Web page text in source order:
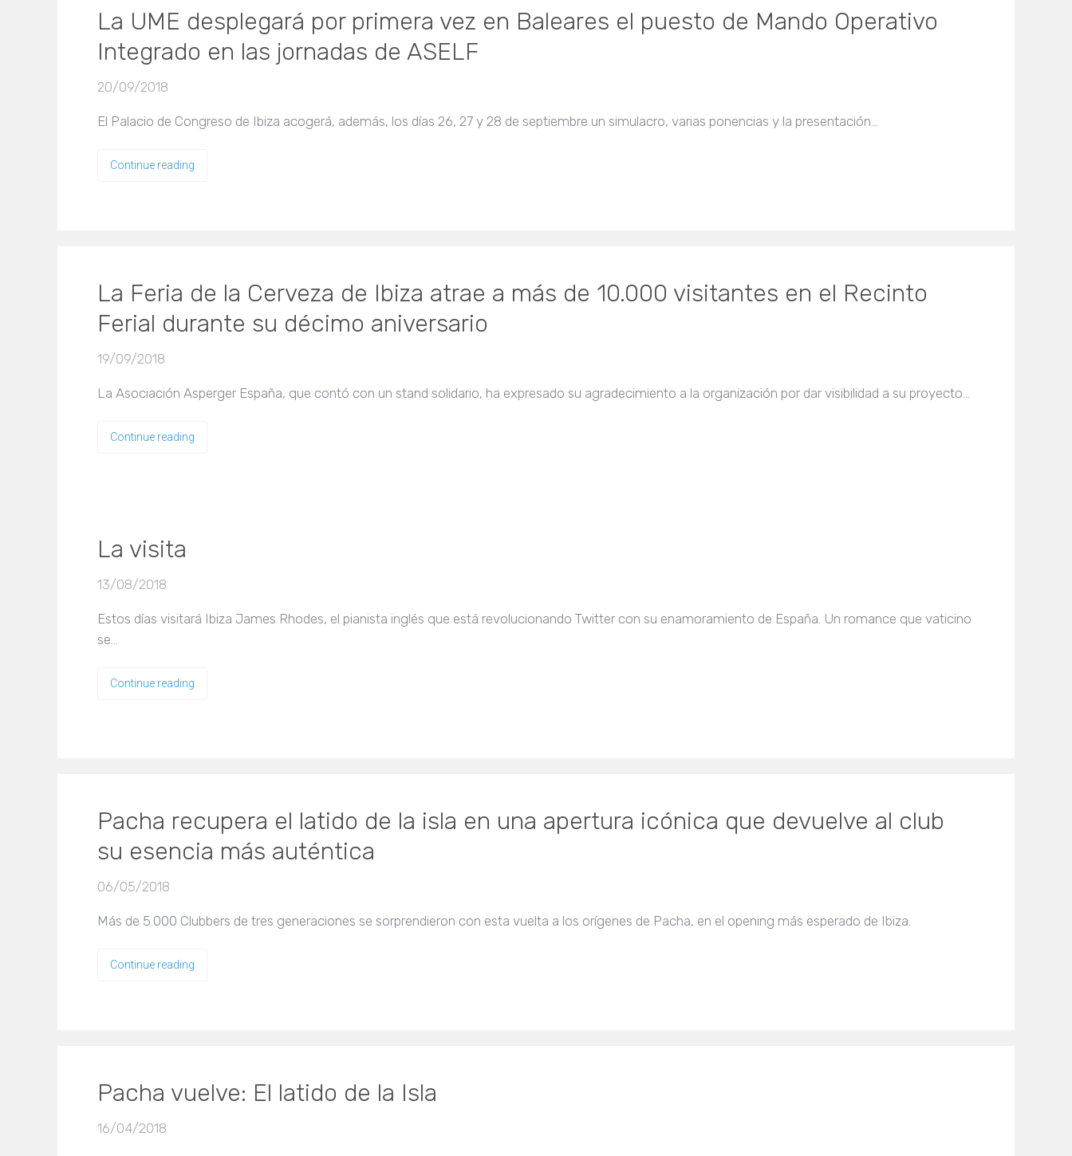
La UME desplegará por primera vez en Baleares el puesto de Mando Operativo
Integrado en las jornadas de ASELF
20/09/2018
El Palacio de Congreso de Ibiza acogerá, además, los días 26, 27 y 28 de septiembre un simulacro, varias ponencias y la presentación…
Continue reading
La Feria de la Cerveza de Ibiza atrae a más de 10.000 visitantes en el Recinto
Ferial durante su décimo aniversario
19/09/2018
La Asociación Asperger España, que contó con un stand solidario, ha expresado su agradecimiento a la organización por dar visibilidad a su proyecto…
Continue reading
La visita
13/08/2018
Estos días visitará Ibiza James Rhodes, el pianista inglés que está revolucionando Twitter con su enamoramiento de España. Un romance que vaticino
se…
Continue reading
Pacha recupera el latido de la isla en una apertura icónica que devuelve al club
su esencia más auténtica
06/05/2018
Más de 5.000 Clubbers de tres generaciones se sorprendieron con esta vuelta a los orígenes de Pacha, en el opening más esperado de Ibiza.
Continue reading
Pacha vuelve: El latido de la Isla
16/04/2018